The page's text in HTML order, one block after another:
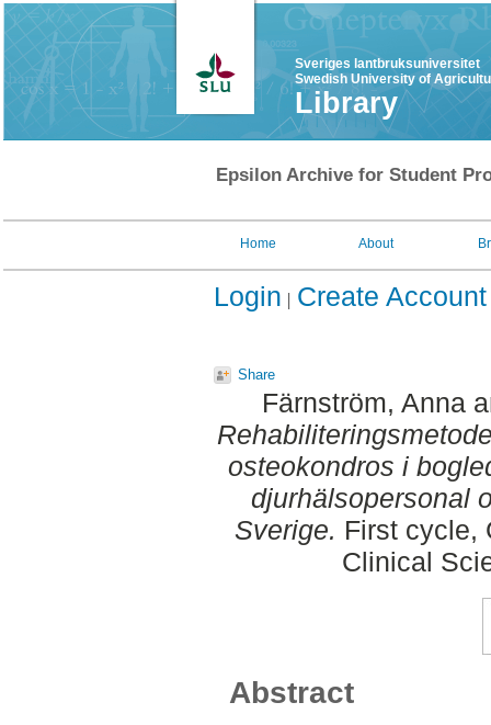
Sveriges lantbruksuniversitet
Swedish University of
Library
Epsilon Archive for Student
Home About
Login Create Account
Share
Färnström, Anna
osteokondros i
djurhälsopersonal
Sverige. First cycle,
Clinical
Abstract